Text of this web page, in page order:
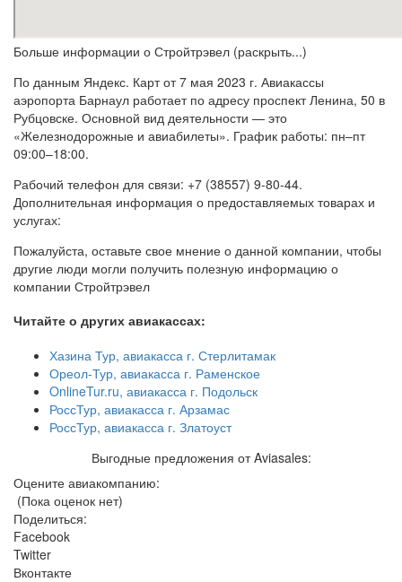
Больше информации о Стройтрэвел (раскрыть...)
По данным Яндекс. Карт от 7 мая 2023 г. Авиакассы
аэропорта Барнаул работает по адресу проспект Ленина, 50 в
Рубцовске. Основной вид деятельности — это
«Железнодорожные и авиабилеты». График работы: пн–пт
09:00–18:00.
Рабочий телефон для связи: +7 (38557) 9-80-44.
Дополнительная информация о предоставляемых товарах и
услугах:
Пожалуйста, оставьте свое мнение о данной компании, чтобы
другие люди могли получить полезную информацию о
компании Стройтрэвел
Читайте о других авиакассах:
Хазина Тур, авиакасса г. Стерлитамак
Ореол-Тур, авиакасса г. Раменское
OnlineTur.ru, авиакасса г. Подольск
РоссТур, авиакасса г. Арзамас
РоссТур, авиакасса г. Златоуст
Выгодные предложения от Aviasales:
Оцените авиакомпанию:
(Пока оценок нет)
Поделиться:
Facebook
Twitter
Вконтакте